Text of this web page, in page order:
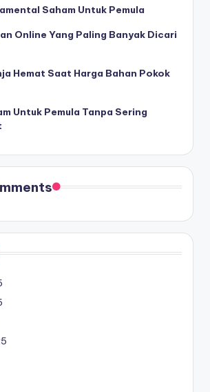
Saham Untuk Pemula
Online Yang Paling Banyak Dicari
Hemat Saat Harga Bahan Pokok
Untuk Pemula Tanpa Sering